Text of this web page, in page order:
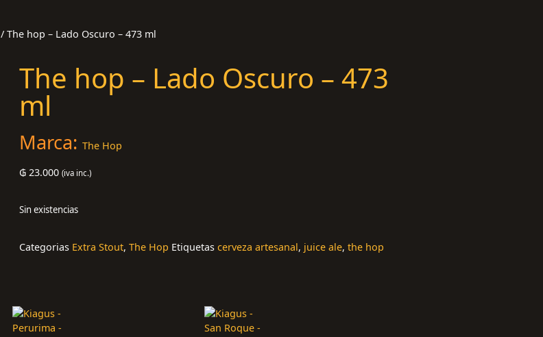
/ The hop – Lado Oscuro – 473 ml
The hop – Lado Oscuro – 473
ml
Marca: The Hop
₲ 23.000 (iva inc.)
Sin existencias
Categorias Extra Stout, The Hop Etiquetas cerveza artesanal, juice ale, the hop